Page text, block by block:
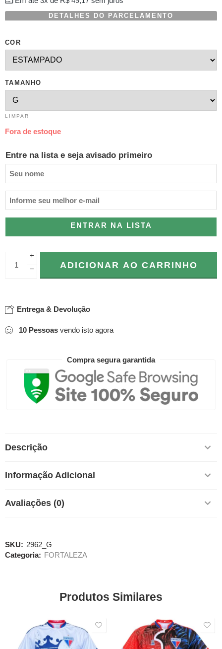
DETALHES DO PARCELAMENTO
COR
TAMANHO
LIMPAR
Fora de estoque
Entre na lista e seja avisado primeiro
ENTRAR NA LISTA
+
−
ADICIONAR AO CARRINHO
Entrega & Devolução
10 Pessoas vendo isto agora
Compra segura garantida
Descrição
Informação Adicional
Avaliações (0)
SKU: 2962_G
Categoria: FORTALEZA
Produtos Similares